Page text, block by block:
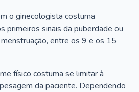
o ginecologista costuma
primeiros sinais da puberdade ou
entre os 9 e os 15
físico costuma se limitar à
da paciente. Dependendo